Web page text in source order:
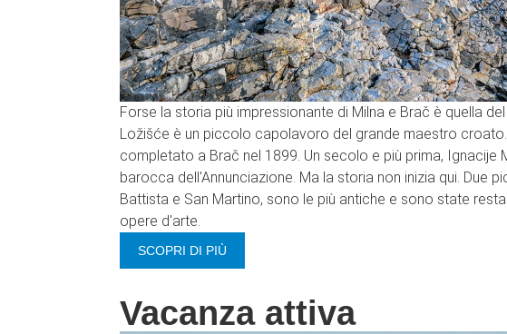
Forse la storia più impressionante di Milna e Brač è quella
Ložišće è un piccolo capolavoro del grande maestro
completato a Brač nel 1899. Un secolo e più prima,
barocca dell'Annunciazione. Ma la storia non inizia qui. Due
Battista e San Martino, sono le più antiche e sono state
opere d'arte.
SCOPRI DI PIÙ
Vacanza attiva